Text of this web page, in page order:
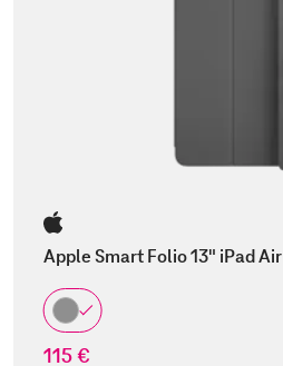
Apple Smart Folio 13" iPad Air
115 €